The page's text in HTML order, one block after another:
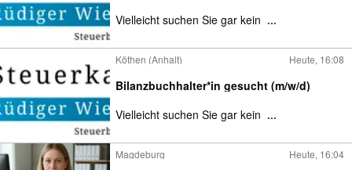
Vielleicht suchen Sie gar kein ...
Köthen (Anhalt) Heute, 16:08
Bilanzbuchhalter*in gesucht (m/w/d)
Vielleicht suchen Sie gar kein ...
Magdeburg Heute, 16:04